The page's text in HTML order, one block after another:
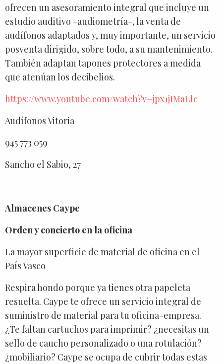
ofrecen un asesoramiento integral que incluye un
estudio auditivo -audiometría-, la venta de
audífonos adaptados y, muy importante, un servicio
posventa dirigido, sobre todo, a su mantenimiento.
También adaptan tapones protectores a medida
que atenúan los decibelios.
https://www.youtube.com/watch?v=jpx1jIMaLlc
Audífonos Vitoria
945 773 059
Sancho el Sabio, 27
Almacenes Caype
Orden y concierto en la oficina
La mayor superficie de material de oficina en el
País Vasco
Respira hondo porque ya tienes otra papeleta
resuelta. Caype te ofrece un servicio integral de
suministro de material para tu oficina-empresa.
¿Te faltan cartuchos para imprimir? ¿necesitas un
sello de caucho personalizado o una rotulación?
¿mobiliario? Caype se ocupa de cubrir todas estas